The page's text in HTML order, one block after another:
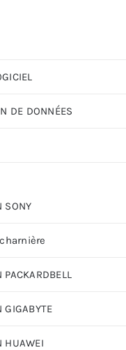
DE DONNÉES
SONY
PACKARDBELL
GIGABYTE
HUAWEI